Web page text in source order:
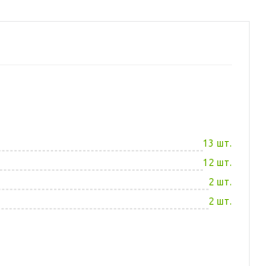
13 шт.
12 шт.
2 шт.
2 шт.